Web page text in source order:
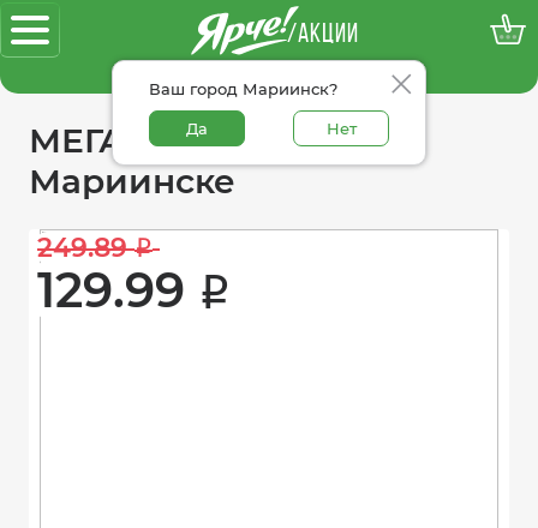
/АКЦИИ
Ваш город Мариинск?
Да Нет
100% достоверные акции
МЕГАакции «Ярче!» в
Мариинске
249.89 i
129.99 i